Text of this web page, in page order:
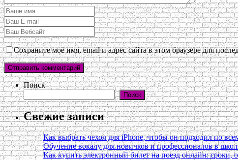
Сохраните моё имя, email и адрес сайта в этом браузере для
Поиск
Поиск
Свежие записи
Как выбрать чехол для iPhone, чтобы он подходил по
Обучение вокалу для новичков и профессионалов в
Как купить электронный билет на поезд онлайн: сроки,